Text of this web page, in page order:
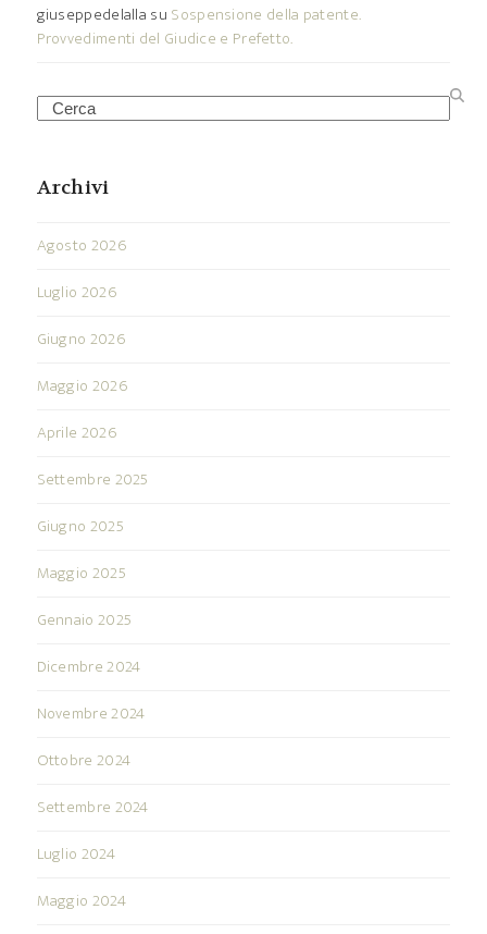
giuseppedelalla su Sospensione della patente.
Provvedimenti del Giudice e Prefetto.
Search
Archivi
Agosto 2026
Luglio 2026
Giugno 2026
Maggio 2026
Aprile 2026
Settembre 2025
Giugno 2025
Maggio 2025
Gennaio 2025
Dicembre 2024
Novembre 2024
Ottobre 2024
Settembre 2024
Luglio 2024
Maggio 2024